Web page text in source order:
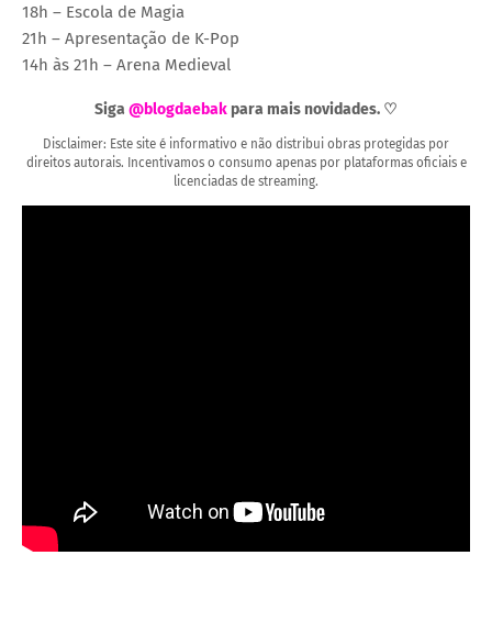
18h – Escola de Magia
21h – Apresentação de K-Pop
14h às 21h – Arena Medieval
Siga @blogdaebak para mais novidades. ♡
Disclaimer: Este site é informativo e não distribui obras protegidas por
direitos autorais. Incentivamos o consumo apenas por plataformas oficiais e
licenciadas de streaming.